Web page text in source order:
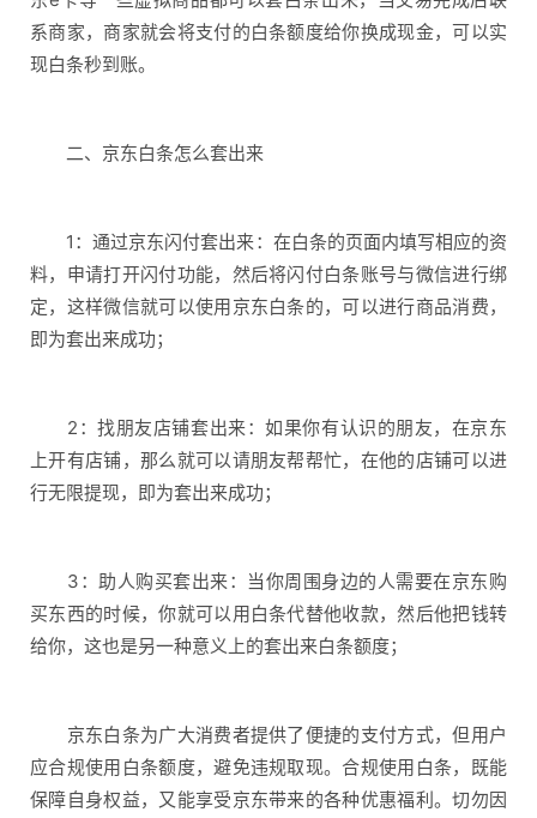
系商家，商家就会将支付的白条额度给你换成现金，可以实
现白条秒到账。
二、京东白条怎么套出来
1：通过京东闪付套出来：在白条的页面内填写相应的资
料，申请打开闪付功能，然后将闪付白条账号与微信进行绑
定，这样微信就可以使用京东白条的，可以进行商品消费，
即为套出来成功；
2：找朋友店铺套出来：如果你有认识的朋友，在京东
上开有店铺，那么就可以请朋友帮帮忙，在他的店铺可以进
行无限提现，即为套出来成功；
3：助人购买套出来：当你周围身边的人需要在京东购
买东西的时候，你就可以用白条代替他收款，然后他把钱转
给你，这也是另一种意义上的套出来白条额度；
京东白条为广大消费者提供了便捷的支付方式，但用户
应合规使用白条额度，避免违规取现。合规使用白条，既能
保障自身权益，又能享受京东带来的各种优惠福利。切勿因